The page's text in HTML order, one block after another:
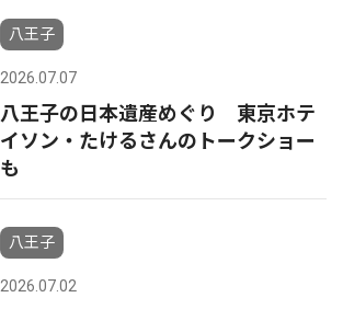
八王子
2026.07.07
八王子の日本遺産めぐり 東京ホテ
イソン・たけるさんのトークショー
も
八王子
2026.07.02